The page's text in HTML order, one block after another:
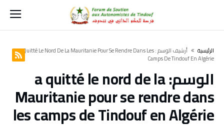
‫الرئيسية‬
‫أرشيف الوسم :‬ A Quitté Le Nord De La Mauritanie Pour Se Rendre Dans Les
Camps De Tindouf En Algérie
الوسم:a quitté le nord de la
Mauritanie pour se rendre dans
les camps de Tindouf en Algérie